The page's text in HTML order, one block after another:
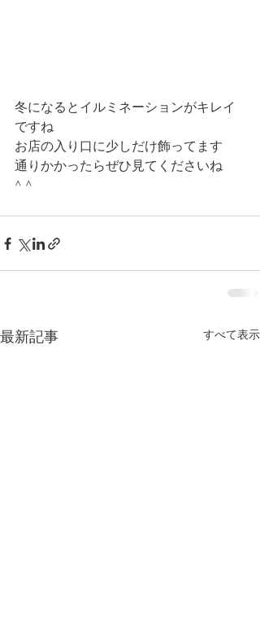
冬になるとイルミネーションがキレイ
ですね
お店の入り口に少しだけ飾ってます
通りかかったらぜひ見てくださいね
^ ^
最新記事 すべて表示